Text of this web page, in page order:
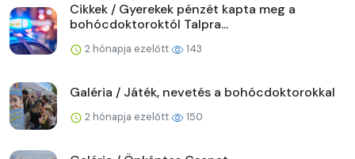
Cikkek / Gyerekek pénzét kapta meg a
bohócdoktoroktól Talpra...
2 hónapja ezelőtt 143
Galéria / Játék, nevetés a bohócdoktorokkal
2 hónapja ezelőtt 150